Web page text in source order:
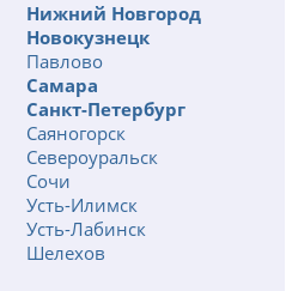
Нижний Новгород
Новокузнецк
Павлово
Самара
Санкт-Петербург
Саяногорск
Североуральск
Сочи
Усть-Илимск
Усть-Лабинск
Шелехов